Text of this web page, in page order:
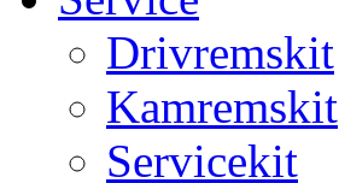
Drivremskit
Kamremskit
Servicekit